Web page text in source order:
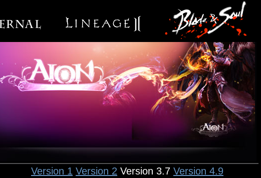
Version 1 Version 2 Version 3.7 Version 4.9